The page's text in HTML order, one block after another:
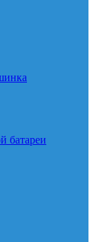
батареи